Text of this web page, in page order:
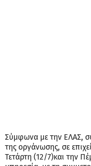
Σύμφωνα με την ΕΛΑΣ,
της οργάνωσης, σε
Τετάρτη (12/7)και την